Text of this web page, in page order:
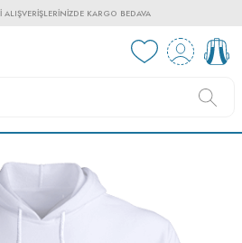
KARGO BEDAVA